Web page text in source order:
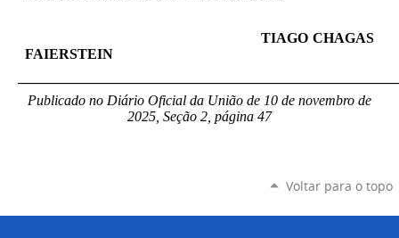
TIAGO CHAGAS
FAIERSTEIN
Publicado no Diário Oficial da União de 10 de novembro de
2025, Seção 2, página 47
Voltar para o topo